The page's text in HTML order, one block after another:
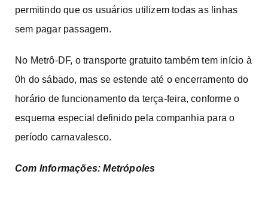
permitindo que os usuários utilizem todas as linhas
sem pagar passagem.
No Metrô-DF, o transporte gratuito também tem início à
0h do sábado, mas se estende até o encerramento do
horário de funcionamento da terça-feira, conforme o
esquema especial definido pela companhia para o
período carnavalesco.
Com Informações: Metrópoles